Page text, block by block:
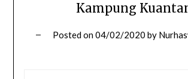
Kampung
Posted on04/02/2020 by